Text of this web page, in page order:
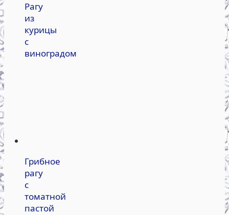
Рагу
из
курицы
с
виноградом
Грибное
рагу
с
томатной
пастой